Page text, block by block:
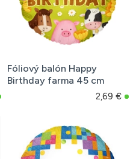
Fóliový balón Happy
Birthday farma 45 cm
2,69 €